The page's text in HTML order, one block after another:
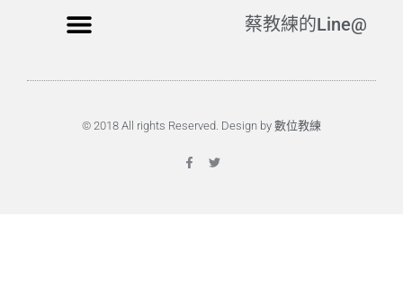
蔡教練的Line@
© 2018 All rights Reserved. Design by 數位教練